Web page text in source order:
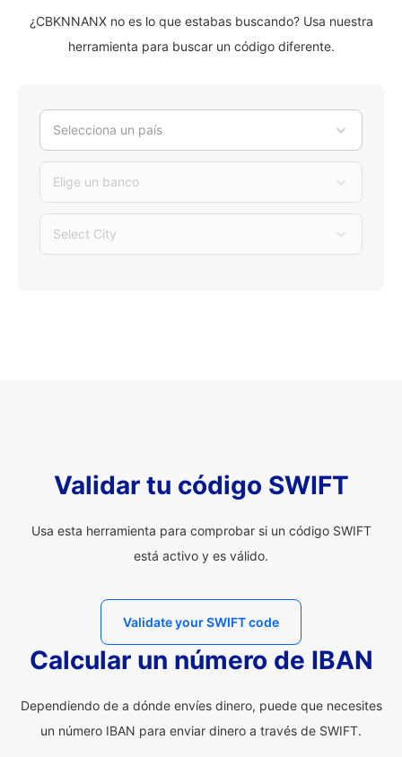
¿CBKNNANX no es lo que estabas buscando? Usa nuestra
herramienta para buscar un código diferente.
Selecciona un país
Elige un banco
Select City
Validar tu código SWIFT
Usa esta herramienta para comprobar si un código SWIFT
está activo y es válido.
Validate your SWIFT code
Calcular un número de IBAN
Dependiendo de a dónde envíes dinero, puede que necesites
un número IBAN para enviar dinero a través de SWIFT.